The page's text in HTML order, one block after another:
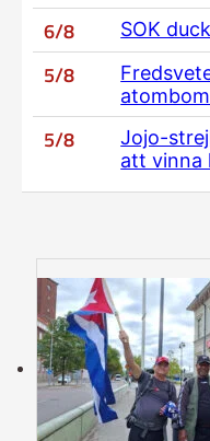
6/8 SOK
5/8
5/8
Jojo-
att vinna